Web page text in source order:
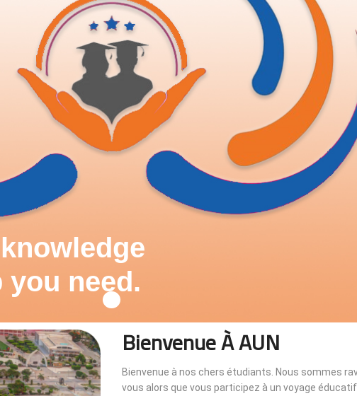
you need.
Bienvenue À AUN
Bienvenue à nos chers étudiants. Nous sommes
vous alors que vous participez à un voyage